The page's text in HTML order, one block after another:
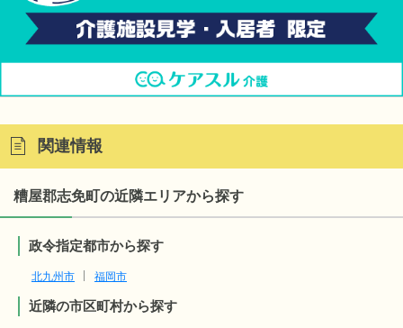
関連情報
糟屋郡志免町の近隣エリアから探す
政令指定都市から探す
北九州市 福岡市
近隣の市区町村から探す